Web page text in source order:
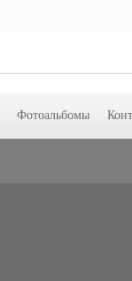
Фотоальбомы